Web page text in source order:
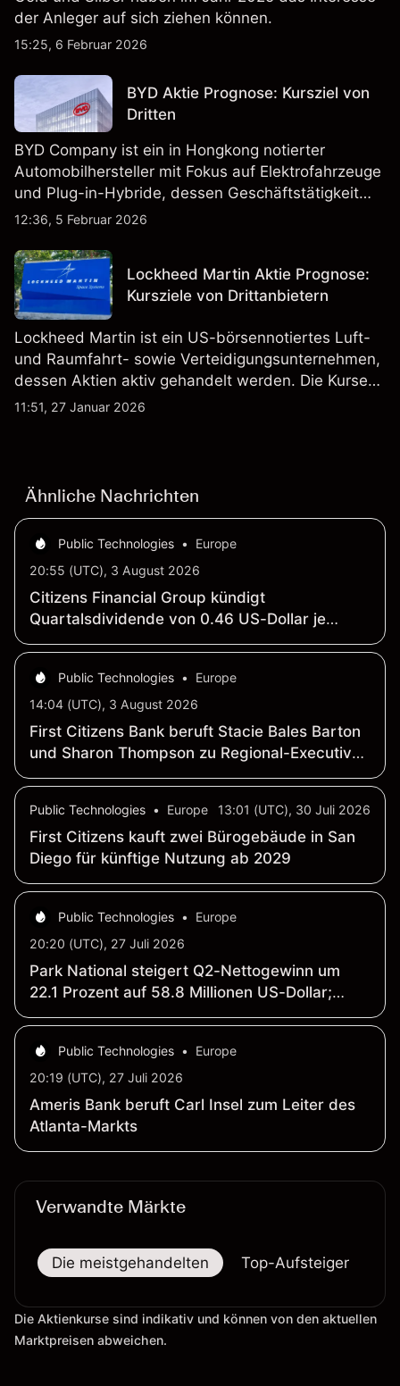
der Anleger auf sich ziehen können.
15:25, 6 Februar 2026
BYD Aktie Prognose: Kursziel von
Dritten
BYD Company ist ein in Hongkong notierter
Automobilhersteller mit Fokus auf Elektrofahrzeuge
und Plug-in-Hybride, dessen Geschäftstätigkeit
Fahrzeugproduktion, Batterien und verwandte
Märkten umfasst.
12:36, 5 Februar 2026
Lockheed Martin Aktie Prognose:
Kursziele von Drittanbietern
Lockheed Martin ist ein US-börsennotiertes Luft-
und Raumfahrt- sowie Verteidigungsunternehmen,
dessen Aktien aktiv gehandelt werden. Die Kurse
werden von Unternehmensergebnissen,
11:51, 27 Januar 2026
Ähnliche Nachrichten
Public Technologies •
Europe
20:55 (UTC), 3 August 2026
Citizens Financial Group kündigt
Quartalsdividende von 0.46 US-Dollar je
Depositary Share auf Vorzugsaktien Serie H
Public Technologies •
Europe
14:04 (UTC), 3 August 2026
First Citizens Bank beruft Stacie Bales Barton
und Sharon Thompson zu Regional-Executive-
Vizepraesidentinnen fuer Zentral-USA
Public Technologies • Europe 13:01 (UTC), 30 Juli 2026
First Citizens kauft zwei Bürogebäude in San
Diego für künftige Nutzung ab 2029
Public Technologies •
Europe
20:20 (UTC), 27 Juli 2026
Park National steigert Q2-Nettogewinn um
22.1 Prozent auf 58.8 Millionen US-Dollar;
Ergebnis je Aktie klettert auf 3.23 US-Dollar
Public Technologies •
Europe
20:19 (UTC), 27 Juli 2026
Ameris Bank beruft Carl Insel zum Leiter des
Atlanta-Markts
Verwandte Märkte
Die meistgehandelten Top-Aufsteiger
Die Aktienkurse sind indikativ und können von den aktuellen
Marktpreisen abweichen.